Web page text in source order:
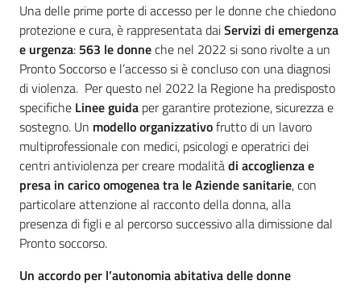
Una delle prime porte di accesso per le donne che chiedono
protezione e cura, è rappresentata daiServizi di emergenza
e urgenza: 563 le donneche nel 2022 si sono rivolte a un
Pronto Soccorso e l’accesso si è concluso con una diagnosi
di violenza. Per questo nel 2022 la Regione ha predisposto
specifiche Linee guida per garantire protezione, sicurezza e
sostegno. Un modello organizzativofrutto di un lavoro
multiprofessionale con medici, psicologi e operatrici dei
centri antiviolenza per creare modalitàdi accoglienzae
presa in carico omogenea tra le Aziende sanitarie, con
particolare attenzione al racconto della donna, alla
presenza di figli e al percorso successivo alla dimissione dal
Pronto soccorso.
Un accordo per l’autonomia abitativa delle donne